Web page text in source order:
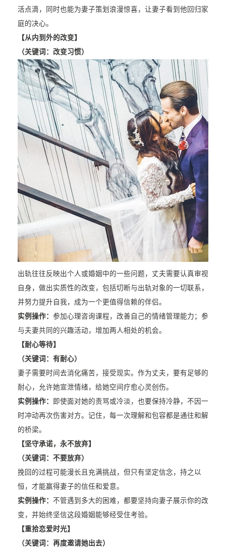
活点滴，同时也能为妻子策划浪漫惊喜，让妻子看到他回归家
庭的决心。
【从内到外的改变】
（关键词：改变习惯）
出轨往往反映出个人或婚姻中的一些问题，丈夫需要认真审视
自身，做出实质性的改变，包括切断与出轨对象的一切联系，
并努力提升自我，成为一个更值得信赖的伴侣。
实例操作： 参加心理咨询课程，改善自己的情绪管理能力；参
与夫妻共同的兴趣活动，增加两人相处的机会。
【耐心等待】
（关键词：有耐心）
妻子需要时间去消化痛苦，接受现实。作为丈夫，要有足够的
耐心，允许她宣泄情绪，给她空间疗愈心灵创伤。
实例操作：
即使面对她的责骂或冷淡，也要保持冷静，不因一
时冲动再次伤害对方。记住，每一次理解和包容都是通往和解
的桥梁。
【坚守承诺，永不放弃】
（关键词：不要放弃）
挽回的过程可能漫长且充满挑战，但只有坚定信念，持之以
恒，才能赢得妻子的信任和爱意。
实例操作： 不管遇到多大的困难，都要坚持向妻子展示你的改
变，并始终坚信这段婚姻能够经受住考验。
【重拾恋爱时光】
（关键词：再度邀请她出去）